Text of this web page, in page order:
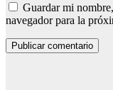
Guardar mi
navegador para la